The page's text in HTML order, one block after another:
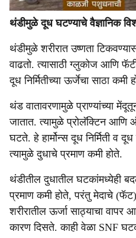
थंडीमुळे दूध घटण्याचे वैज्ञानिक
थंडीमुळे शरीरात उष्णता
वाढतो. त्यासाठी ग्लुकोज आणि
दूध निर्मितीच्या ऊर्जेचा साठा कमी
थंड वातावरणामुळे प्राण्यांच्या
जातात. त्यामुळे प्रोलॅक्टिन आणि
घटते. हे हार्मोन्स दूध निर्मिती व
त्यामुळे दुधाचे प्रमाण कमी होते.
थंडीतील दुधातील घटकांमध्येही
प्रमाण कमी होते, परंतु मेदाचे
शरीरातील ऊर्जा साठ्याचा वापर
कारण दिसते. काही वेळा SNF